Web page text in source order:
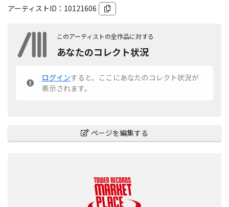
アーティストID： 10121606
このアーティストの全作品に対する
あなたのコレクト状況
ログインすると、ここにあなたのコレクト状況が
表示されます。
ページを編集する